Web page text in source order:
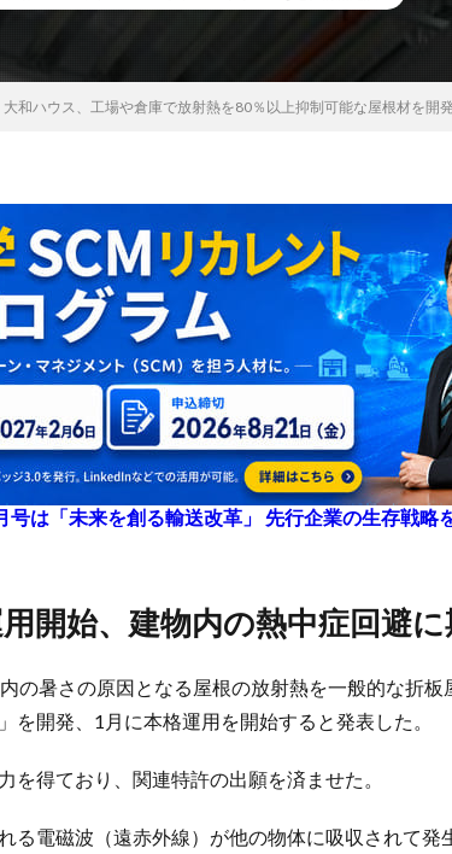
大和ハウス、工場や倉庫で放射熱を80％以上抑制可能な屋根材を開発
号は「未来を創る輸送改革」 先行企業の生存戦略
用開始、建物内の熱中症回避
の暑さの原因となる屋根の放射熱を一般的な折板
を開発、1月に本格運用を開始すると発表した。
を得ており、関連特許の出願を済ませた。
る電磁波（遠赤外線）が他の物体に吸収されて発